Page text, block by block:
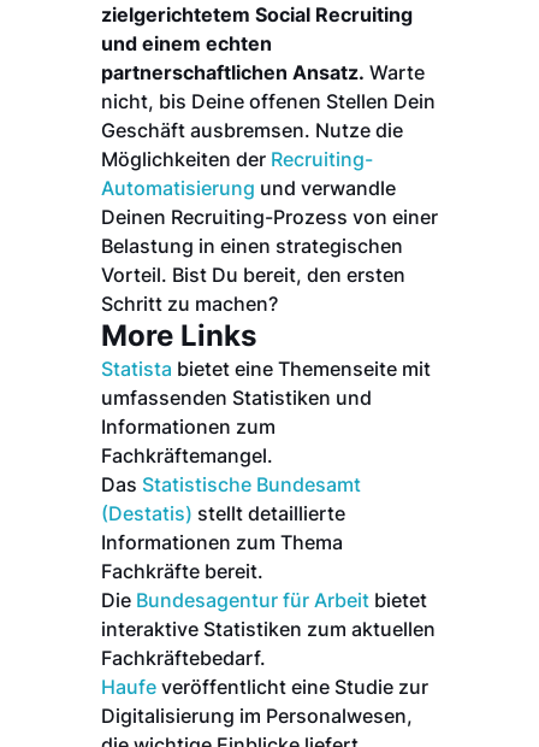
zielgerichtetem Social Recruiting
und einem echten
partnerschaftlichen Ansatz. Warte
nicht, bis Deine offenen Stellen Dein
Geschäft ausbremsen. Nutze die
Möglichkeiten der Recruiting-
Automatisierung und verwandle
Deinen Recruiting-Prozess von einer
Belastung in einen strategischen
Vorteil. Bist Du bereit, den ersten
Schritt zu machen?
More Links
Statista bietet eine Themenseite mit
umfassenden Statistiken und
Informationen zum
Fachkräftemangel.
Das Statistische Bundesamt
(Destatis) stellt detaillierte
Informationen zum Thema
Fachkräfte bereit.
Die Bundesagentur für Arbeit bietet
interaktive Statistiken zum aktuellen
Fachkräftebedarf.
Haufe veröffentlicht eine Studie zur
Digitalisierung im Personalwesen,